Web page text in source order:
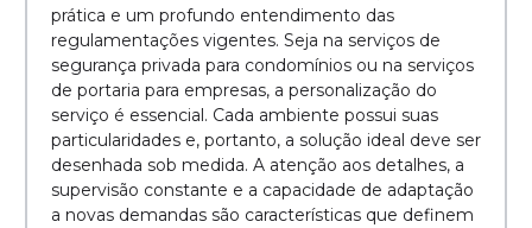
prática e um profundo entendimento das
regulamentações vigentes. Seja na serviços de
segurança privada para condomínios ou na serviços
de portaria para empresas, a personalização do
serviço é essencial. Cada ambiente possui suas
particularidades e, portanto, a solução ideal deve ser
desenhada sob medida. A atenção aos detalhes, a
supervisão constante e a capacidade de adaptação
a novas demandas são características que definem